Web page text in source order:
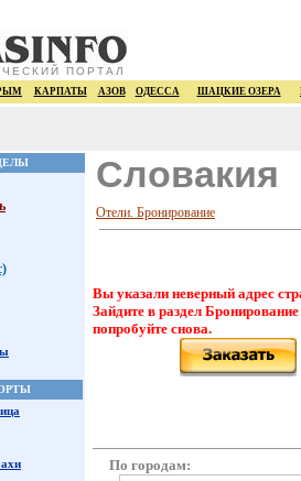
ПОРТАЛ
КАРПАТЫ АЗОВ ОДЕССА ШАЦКИЕ ОЗЕРА
Словакия
Отели. Бронирование
Вы указали неверный адрес
Зайдите в раздел
попробуйте снова.
По городам: